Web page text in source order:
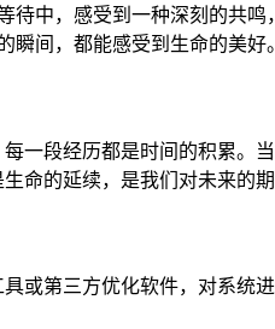
中，感受到一种深刻的共
间，都能感受到生命的美好。
一段经历都是时间的积累。
命的延续，是我们对未来的期
或第三方优化软件，对系